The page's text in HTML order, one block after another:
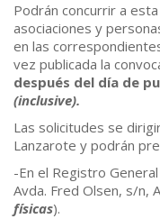
Podrán concurrir a
asociaciones y
en las
vez publicada la
después del día de
(inclusive).
Las solicitudes se
Lanzarote y podrán
-En el Registro
Avda. Fred Olsen, s/n,
físicas).